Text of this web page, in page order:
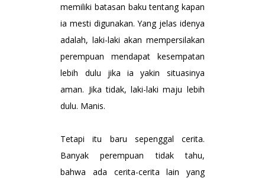
memiliki batasan baku tentang kapan
ia mesti digunakan. Yang jelas idenya
adalah, laki-laki akan mempersilakan
perempuan mendapat kesempatan
lebih dulu jika ia yakin situasinya
aman. Jika tidak, laki-laki maju lebih
dulu. Manis.
Tetapi itu baru sepenggal cerita.
Banyak perempuan tidak tahu,
bahwa ada cerita-cerita lain yang